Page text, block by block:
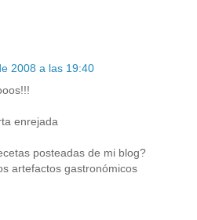
2008 a las 19:40
enrejada
posteadas de mi blog?
artefactos gastronómicos